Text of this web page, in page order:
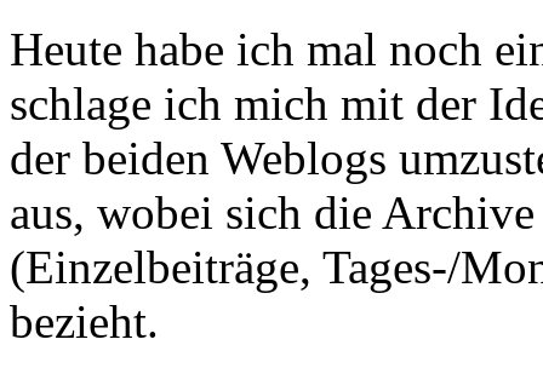
Heute habe ich mal noch
schlage ich mich mit der
der beiden Weblogs
aus, wobei sich die
(Einzelbeiträge, Tages-/
bezieht.